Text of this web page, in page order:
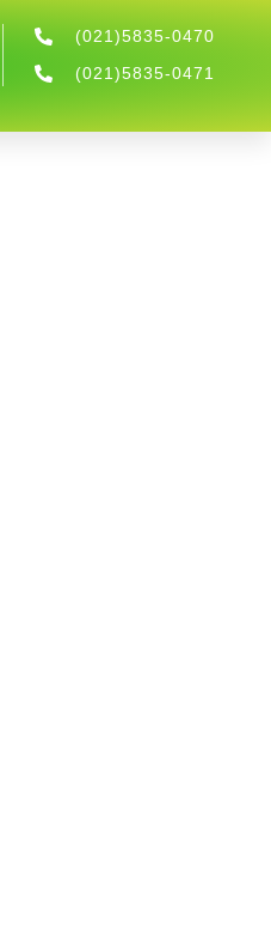
(021)5835-0470
(021)5835-0471